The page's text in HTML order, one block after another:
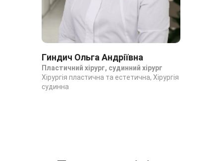
Гиндич Ольга Андріївна
Пластичний хірург, судинний хірург
Хірургія пластична та естетична, Хірургія
судинна